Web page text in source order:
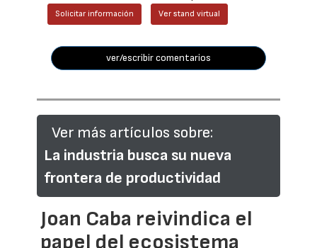
Solicitar información Ver stand virtual
ver/escribir comentarios
Ver más artículos sobre:
La industria busca su nueva
frontera de productividad
Joan Caba reivindica el
papel del ecosistema